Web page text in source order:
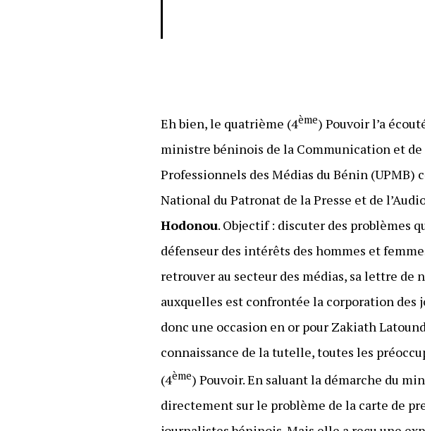
Eh bien, le quatrième (4ème) Pouvoir l’a
ministre béninois de la Communication et de
Professionnels des Médias du Bénin (UPMB)
National du Patronat de la Presse et de
Hodonou. Objectif : discuter des problèmes
défenseur des intérêts des hommes et
retrouver au secteur des médias, sa lettre
auxquelles est confrontée la corporation des
donc une occasion en or pour Zakiath
connaissance de la tutelle, toutes les
(4ème) Pouvoir. En saluant la démarche du
directement sur le problème de la carte de